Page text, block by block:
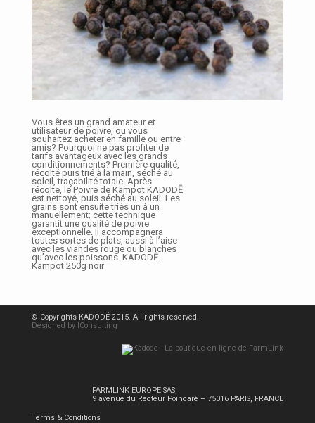
Vous êtes un grand amateur et
utilisateur de poivre, ou vous
souhaitez acheter en famille ou entre
amis? Pourquoi ne pas profiter de
tarifs avantageux avec les grands
conditionnements? Première qualité,
récolté puis trié à la main, séché au
soleil, traçabilité totale. Après
récolte, le Poivre de Kampot KADODĒ
est nettoyé, puis séché au soleil. Les
grains sont ensuite triés un à un
manuellement; cette technique
garantit une qualité de poivre
exceptionnelle. Il accompagnera
toutes sortes de plats, aussi à l’aise
avec les viandes rouge ou blanches
qu’avec les poissons. KADODĒ
Kampot 250g noir
© Copyrights KADODÉ 2015. All rights reserved.
Designed by IConsulting
FARMLINK EUROPE SAS,
9 avenue du Recteur Poincaré – 75016 PARIS, FRANCE
Terms & Conditions